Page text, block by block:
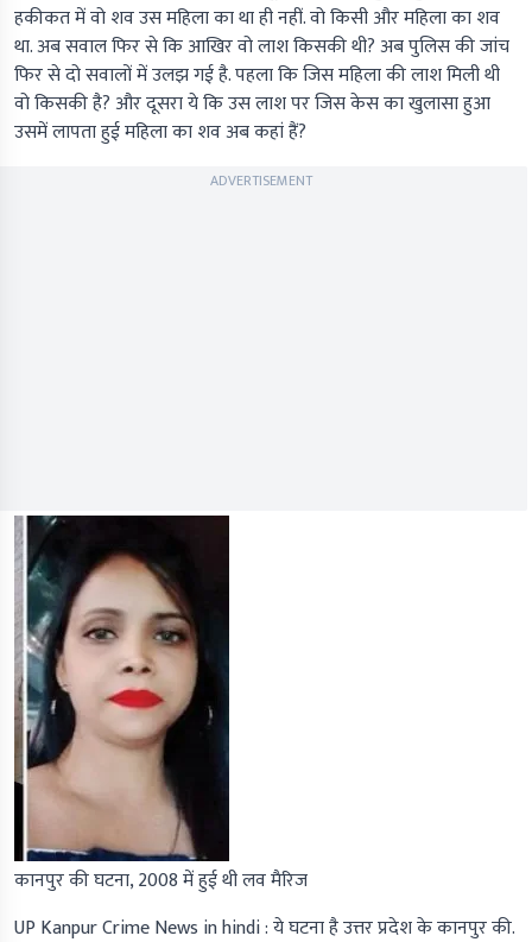
हकीकत में वो शव उस महिला का था ही नहीं. वो किसी और महिला का शव
था. अब सवाल फिर से कि आखिर वो लाश किसकी थी? अब पुलिस की जांच
फिर से दो सवालों में उलझ गई है. पहला कि जिस महिला की लाश मिली थी
वो किसकी है? और दूसरा ये कि उस लाश पर जिस केस का खुलासा हुआ
उसमें लापता हुई महिला का शव अब कहां हैं?
ADVERTISEMENT
कानपुर की घटना, 2008 में हुई थी लव मैरिज
UP Kanpur Crime News in hindi :ये घटना है उत्तर प्रदेश के कानपुर की.